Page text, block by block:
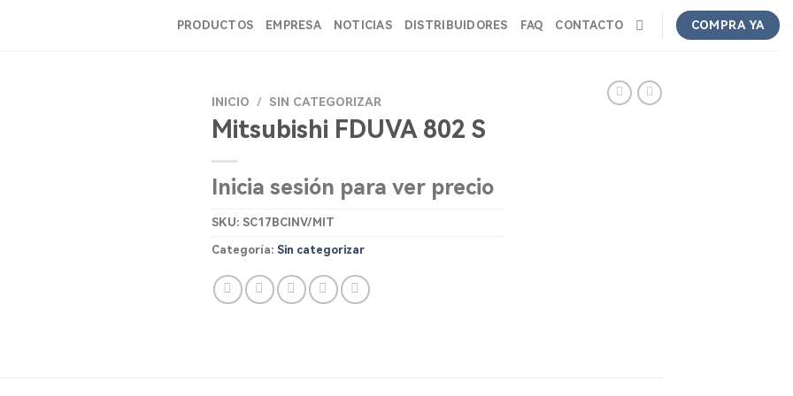
PRODUCTOS EMPRESA NOTICIAS DISTRIBUIDORES FAQ CONTACTO COMPRA YA
INICIO / SIN CATEGORIZAR
Mitsubishi FDUVA 802 S
Inicia sesión para ver precio
SKU: SC17BCINV/MIT
Categoría: Sin categorizar